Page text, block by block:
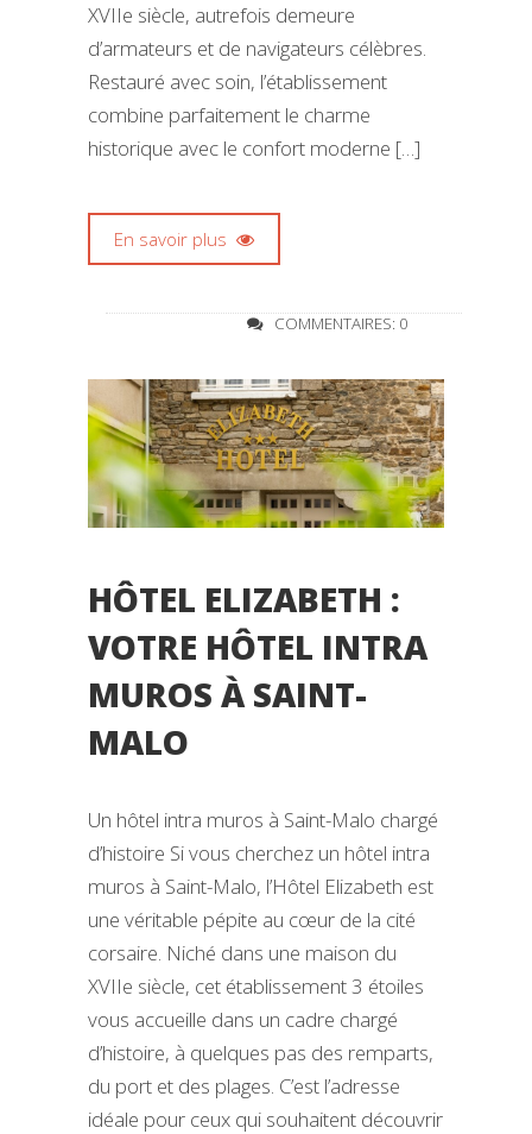
XVIIe siècle, autrefois demeure
d’armateurs et de navigateurs célèbres.
Restauré avec soin, l’établissement
combine parfaitement le charme
historique avec le confort moderne […]
En savoir plus
COMMENTAIRES: 0
HÔTEL ELIZABETH :
VOTRE HÔTEL INTRA
MUROS À SAINT-
MALO
Un hôtel intra muros à Saint-Malo chargé
d’histoire Si vous cherchez un hôtel intra
muros à Saint-Malo, l’Hôtel Elizabeth est
une véritable pépite au cœur de la cité
corsaire. Niché dans une maison du
XVIIe siècle, cet établissement 3 étoiles
vous accueille dans un cadre chargé
d’histoire, à quelques pas des remparts,
du port et des plages. C’est l’adresse
idéale pour ceux qui souhaitent découvrir